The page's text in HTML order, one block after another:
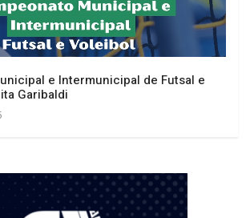
e Intermunicipal de Futsal e
Garibaldi